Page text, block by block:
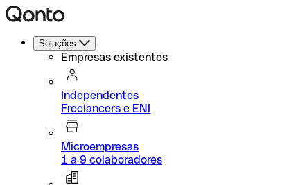
Soluções
Empresas existentes
Independentes
Freelancers e ENI
Microempresas
1 a 9 colaboradores